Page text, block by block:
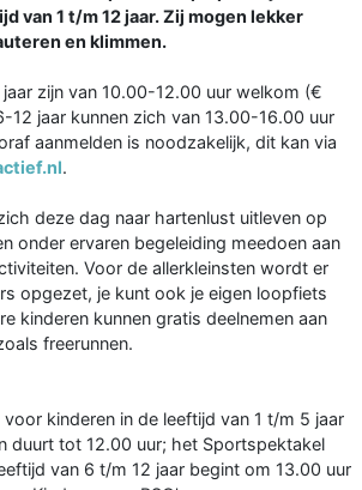
van 1 t/m 12 jaar. Zij mogen lekker
en klimmen.
zijn van 10.00-12.00 uur welkom (€
12 jaar kunnen zich van 13.00-16.00 uur
aanmelden is noodzakelijk, dit kan via
.
deze dag naar hartenlust uitleven op
onder ervaren begeleiding meedoen aan
Voor de allerkleinsten wordt er
opgezet, je kunt ook je eigen loopfiets
kinderen kunnen gratis deelnemen aan
freerunnen.
kinderen in de leeftijd van 1 t/m 5 jaar
duurt tot 12.00 uur; het Sportspektakel
van 6 t/m 12 jaar begint om 13.00 uur